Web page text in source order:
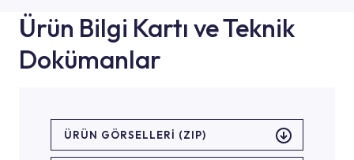
Ürün Bilgi Kartı ve Teknik
Dokümanlar
ÜRÜN GÖRSELLERI (ZIP)